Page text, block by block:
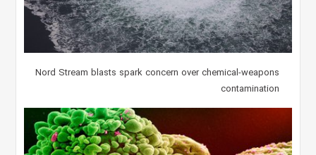
Nord Stream blasts spark concern over chemical-weapons
contamination